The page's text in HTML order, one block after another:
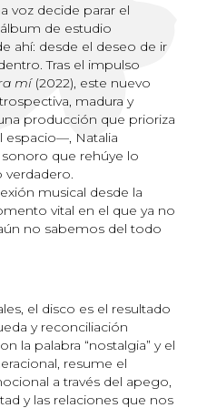
voz decide parar el
álbum de estudio
ahí: desde el deseo de ir
Tras el impulso
mí(2022), este nuevo
madura y
producción que prioriza
espacio—, Natalia
que rehúye lo
verdadero.
musical desde la
vital en el que ya no
no sabemos del todo
el disco es el resultado
y reconciliación
la palabra “nostalgia” y el
resume el
a través del apego,
y las relaciones que nos